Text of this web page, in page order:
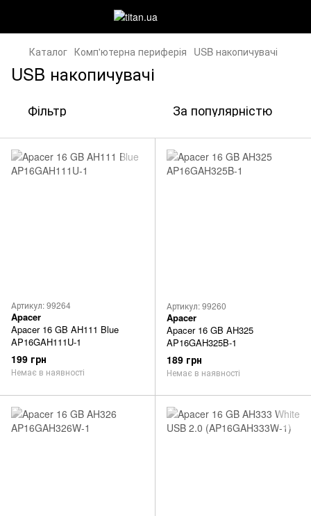
Каталог Комп'ютерна периферія USB накопичувачі
USB накопичувачі
Фільтр За популярністю
Артикул: 99264
Apacer
Apacer 16 GB AH111 Blue
AP16GAH111U-1
199 грн
Немає в наявності
Артикул: 99260
Apacer
Apacer 16 GB AH325
AP16GAH325B-1
189 грн
Немає в наявності